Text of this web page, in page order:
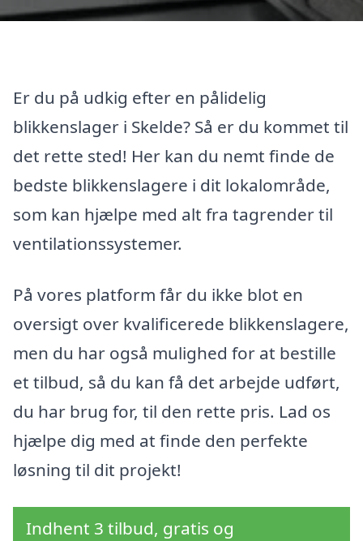
Er du på udkig efter en pålidelig
blikkenslager i Skelde? Så er du kommet til
det rette sted! Her kan du nemt finde de
bedste blikkenslagere i dit lokalområde,
som kan hjælpe med alt fra tagrender til
ventilationssystemer.
På vores platform får du ikke blot en
oversigt over kvalificerede blikkenslagere,
men du har også mulighed for at bestille
et tilbud, så du kan få det arbejde udført,
du har brug for, til den rette pris. Lad os
hjælpe dig med at finde den perfekte
løsning til dit projekt!
Indhent 3 tilbud, gratis og